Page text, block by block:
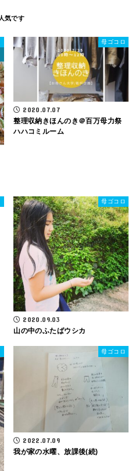
母ゴコロ
2020.07.07
整理収納きほんのき＠百万母力祭
ハハコミルーム
母ゴコロ
2020.09.03
山の中のふたばウシカ
母ゴコロ
2022.07.09
我が家の水曜、放課後(続)